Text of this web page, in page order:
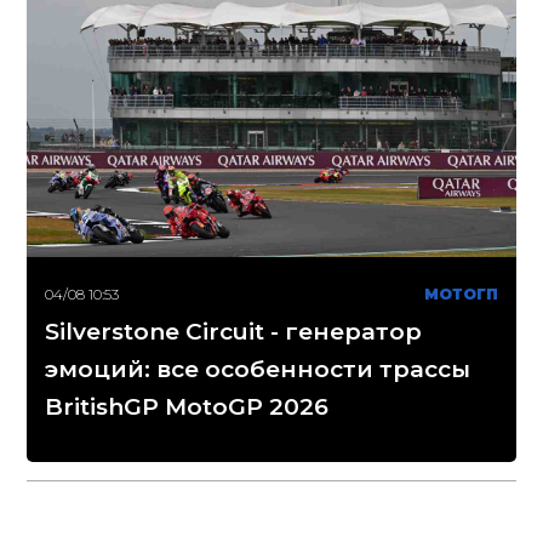
04/08 10:53 МОТОГП
Silverstone Circuit - генератор
эмоций: все особенности трассы
BritishGP MotoGP 2026